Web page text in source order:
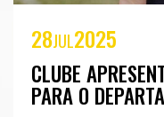
SÓCIOS
CLUBE
28JUL2025
CLUBE
PARA O